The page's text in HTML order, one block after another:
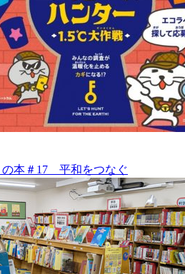
本＃17 平和をつなぐ